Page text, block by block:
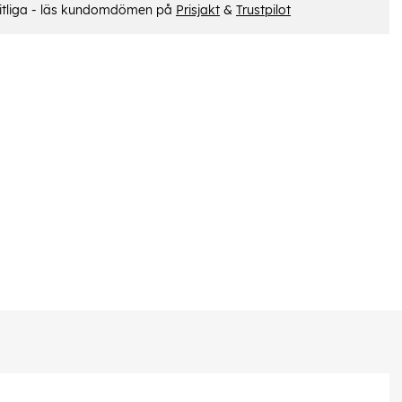
- läs kundomdömen på Prisjakt& Trustpilot